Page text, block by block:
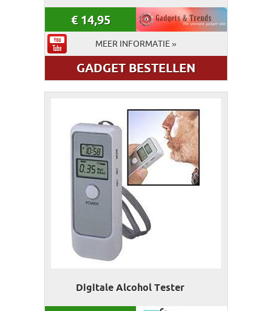
€ 14,95
MEER INFORMATIE »
GADGET BESTELLEN
Digitale Alcohol Tester